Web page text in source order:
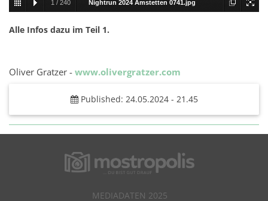
1 / 240 Nightrun 2024 Amstetten 0741.jpg
Alle Infos dazu im Teil 1.
Oliver Gratzer - www.olivergratzer.com
Published: 24.05.2024 - 21.45
MEDIADATEN 2025